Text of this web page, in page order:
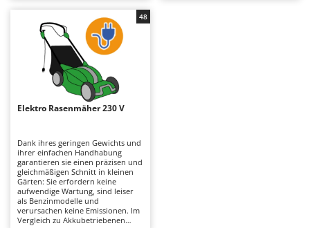
Auslegemulcher für Traktoren
Äxte - Beile und Spalthammer
Balkenmäher
Bandsägen
Batterieladegeräte - Starthilfegeräte
Baumscheren - pneumatisch
Baumstumpffräsen
Bindezangen - elektrisch
Bodenfräsen für Traktor
Ardes
Argo
Ariete
Attila
Ausonia
Awelco
B
Baesso
Bahco
Elektro- oder Akkustrom-
Modellen dadurch, dass sie
leistungsstärker sind und etwas
dichteres Gras bewältigen können.
Um ihre Effizienz zu erhalten,
müssen Luftfilter, Öl und
Zündkerzen regelmäßig überprüft
Elektro Rasenmäher 230 V
Dank ihres geringen Gewichts und
ihrer einfachen Handhabung
garantieren sie einen präzisen und
gleichmäßigen Schnitt in kleinen
Gärten: Sie erfordern keine
aufwendige Wartung, sind leiser
als Benzinmodelle und
verursachen keine Emissionen. Im
Vergleich zu Akkubetriebenen
48